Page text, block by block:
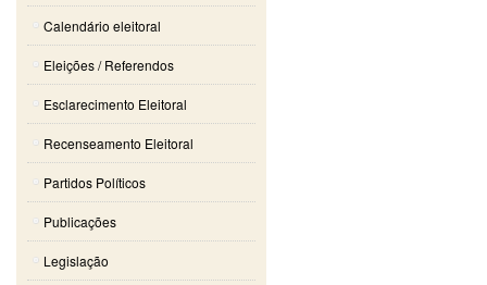
Calendário eleitoral
Eleições / Referendos
Esclarecimento Eleitoral
Recenseamento Eleitoral
Partidos Políticos
Publicações
Legislação